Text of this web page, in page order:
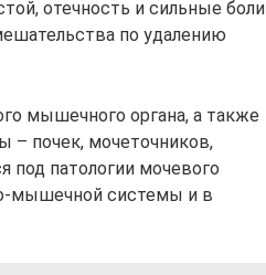
отечность и сильные боли
по удалению
мышечного органа, а также
– почек, мочеточников,
под патологии мочевого
мышечной системы и в